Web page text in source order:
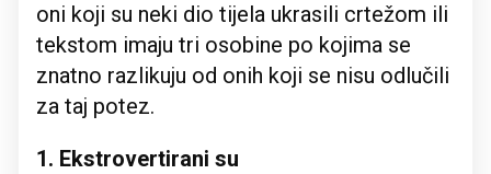
oni koji su neki dio tijela ukrasili crtežom ili
tekstom imaju tri osobine po kojima se
znatno razlikuju od onih koji se nisu odlučili
za taj potez.
1. Ekstrovertirani su